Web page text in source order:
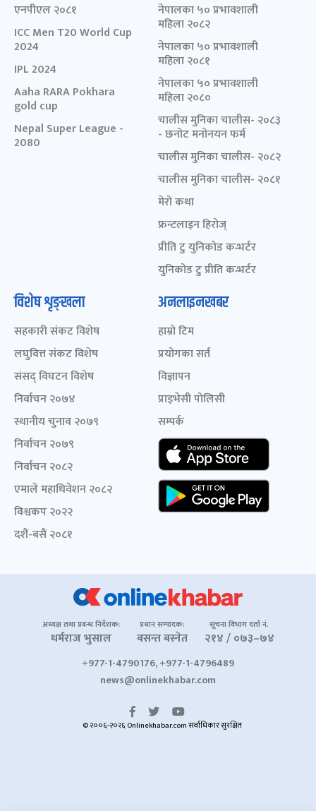
एनपीएल २०८१
ICC Men T20 World Cup
2024
IPL 2024
Aaha RARA Pokhara
gold cup
Nepal Super League -
2080
नेपालका ५० प्रभावशाली
महिला २०८२
नेपालका ५० प्रभावशाली
महिला २०८१
नेपालका ५० प्रभावशाली
महिला २०८०
चालीस मुनिका चालीस- २०८३
- छनोट मनोनयन फर्म
चालीस मुनिका चालीस- २०८२
चालीस मुनिका चालीस- २०८१
मेरो कथा
फ्रन्टलाइन हिरोज्
प्रीति टु युनिकोड कन्भर्टर
युनिकोड टु प्रीति कन्भर्टर
विशेष शृङ्खला
सहकारी संकट विशेष
लघुवित्त संकट विशेष
संसद् विघटन विशेष
निर्वाचन २०७४
स्थानीय चुनाव २०७९
निर्वाचन २०७९
निर्वाचन २०८२
एमाले महाधिवेशन २०८२
विश्वकप २०२२
दशैं-बसैं २०८१
अनलाइनखबर
हाम्रो टिम
प्रयोगका सर्त
विज्ञापन
प्राइभेसी पोलिसी
सम्पर्क
अध्यक्ष तथा प्रबन्ध निर्देशक:
धर्मराज भुसाल
प्रधान सम्पादक:
बसन्त बस्नेत
सूचना विभाग दर्ता नं.
२१४ / ०७३–७४
+977-1-4790176, +977-1-4796489
news@onlinekhabar.com
© २००६-२०२६ Onlinekhabar.com सर्वाधिकार सुरक्षित